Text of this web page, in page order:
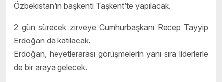
Özbekistan’ın başkenti Taşkent’te yapılacak.
2 gün sürecek zirveye Cumhurbaşkanı Recep Tayyip
Erdoğan da katılacak.
Erdoğan, heyetlerarası görüşmelerin yanı sıra liderlerle
de bir araya gelecek.